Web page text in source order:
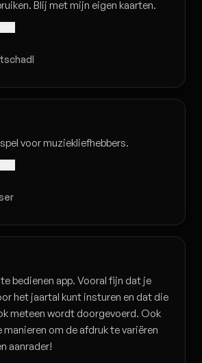
Blij met mijn eigen kaarten.
voor muziekliefhebbers.
bedienen app. Vooral fijn dat je
het jaartal kunt insturen en dat die
meteen wordt doorgevoerd. Ook
manieren om de afdruk te variëren
aanrader!